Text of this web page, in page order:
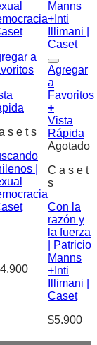
a
s e t s
|
Agregar
a
Favoritos
+
Vista
Rápida
Agotado
C a s e t
s
Con la
razón y
la fuerza
| Patricio
Manns
+Inti
Illimani |
Caset
$5.900